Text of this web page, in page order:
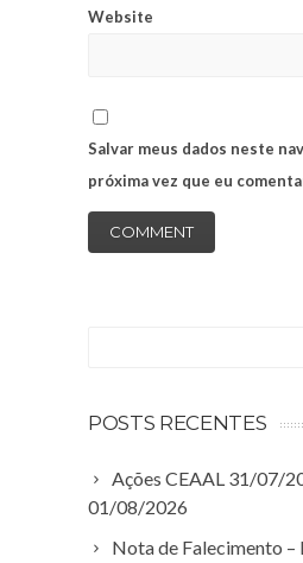
Website
Salvar meus dados neste
próxima vez que eu
POSTS RECENTES
Ações CEAAL 31/07/
01/08/2026
Nota de Falecimento –